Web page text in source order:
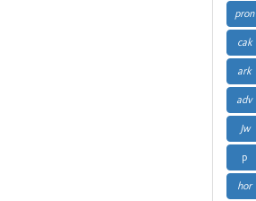
pron
cak
ark
adv
Jw
p
hor